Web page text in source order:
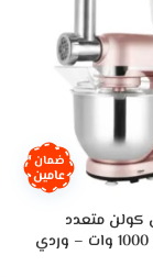
ضمان
عامين
كولن متعدد
الوظائف 5 لتر 1000 وات – وردي